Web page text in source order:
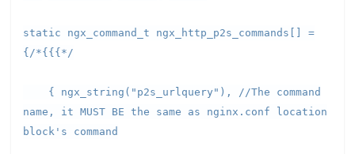
static ngx_command_t ngx_http_p2s_commands[] =
{/*{{{*/
{ ngx_string("p2s_urlquery"), //The command
name, it MUST BE the same as nginx.conf location
block's command